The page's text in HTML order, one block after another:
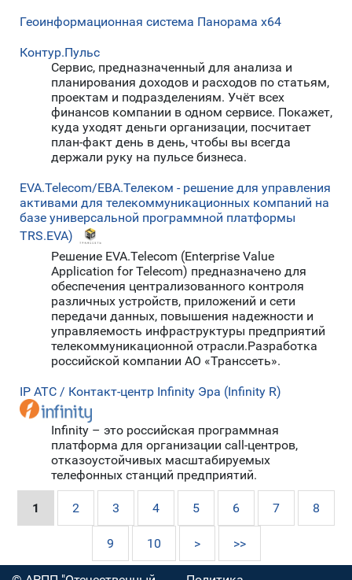
Геоинформационная система Панорама х64
Контур.Пульс
Сервис, предназначенный для анализа и
планирования доходов и расходов по статьям,
проектам и подразделениям. Учёт всех
финансов компании в одном сервисе. Покажет,
куда уходят деньги организации, посчитает
план-факт день в день, чтобы вы всегда
держали руку на пульсе бизнеса.
ЕVA.Telecom/ЕВА.Телеком - решение для управления
активами для телекоммуникационных компаний на
базе универсальной программной платформы
TRS.EVA)
Решение ЕVA.Telecom (Enterprise Value
Application for Telecom) предназначено для
обеспечения централизованного контроля
различных устройств, приложений и сети
передачи данных, повышения надежности и
управляемость инфраструктуры предприятий
телекоммуникационной отрасли.Разработка
российской компании АО «Транссеть».
IP АТС / Контакт-центр Infinity Эра (Infinity R)
Infinity – это российская программная
платформа для организации call-центров,
отказоустойчивых масштабируемых
телефонных станций предприятий.
1 2 3 4 5 6 7 8
9 10 > >>